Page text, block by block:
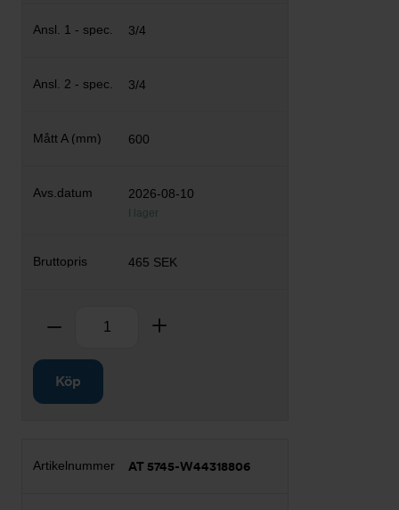
3/4
3/4
600
2026-08-10
I lager
465 SEK
Ta bort
Köp
AT 5745-W44318806